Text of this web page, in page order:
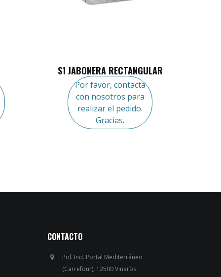
S1 JABONERA RECTANGULAR
Por favor, contacta
con nosotros para
realizar el pedido.
Gracias.
CONTACTO
Pol. Ind. Portal Mediterráneo
(Carrefour), 12500 Vinaròs